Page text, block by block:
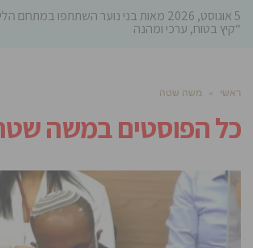
5 אוגוסט, 2026
מאות בני נוער השתתפו במתחם
“קיץ בטוח, ערכי ומהנה”
ראשי » משה שטה
כל הפוסטים במשה